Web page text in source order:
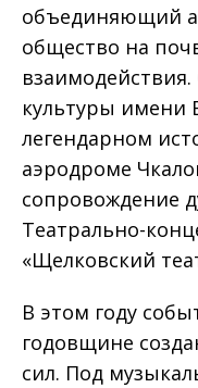
объединяющий
общество на
культуры имени
легендарном
аэродроме
сопровождение
Театрально-
«Щелковский
В этом году
годовщине
сил. Под